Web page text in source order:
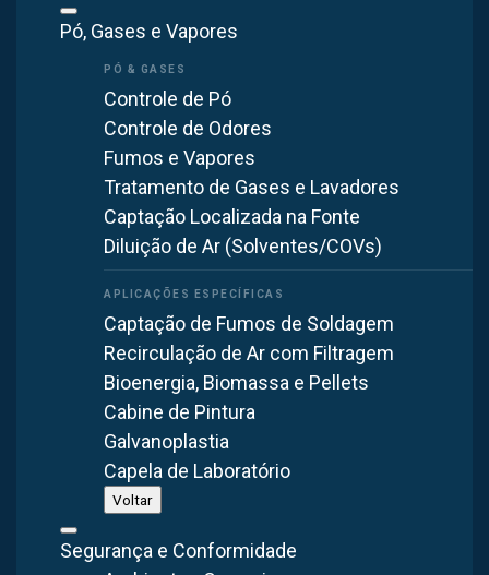
Pó, Gases e Vapores
Controle de Pó
Controle de Odores
Fumos e Vapores
Tratamento de Gases e Lavadores
Captação Localizada na Fonte
Diluição de Ar (Solventes/COVs)
Captação de Fumos de Soldagem
Recirculação de Ar com Filtragem
Bioenergia, Biomassa e Pellets
Cabine de Pintura
Galvanoplastia
Capela de Laboratório
Voltar
Segurança e Conformidade
Indústria cimenteira e de mineração
Metalúrgicas e fundições
Indústria de alimentos e grãos
Indústria madeireira e moveleira
Indústria química e de fertilizantes
Indústria farmacêutica
Cada aplicação exige um dimensionamento específico,
considerando a vazão de ar necessária, a temperatura do
processo e o tipo de contaminante presente. A Brasfaiber
desenvolve projetos sob medida para atender essas
necessidades em Uberlândia.
Vantagens do filtro de manga da Brasfaiber
Investir em um filtro de manga de qualidade traz resultados
significativos para a operação industrial. Os principais
benefícios são: